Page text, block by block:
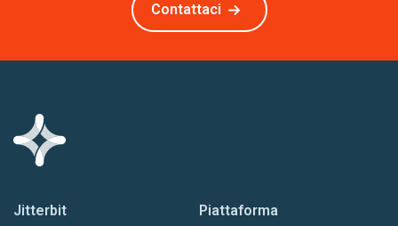
Contattaci
Jitterbit Piattaforma